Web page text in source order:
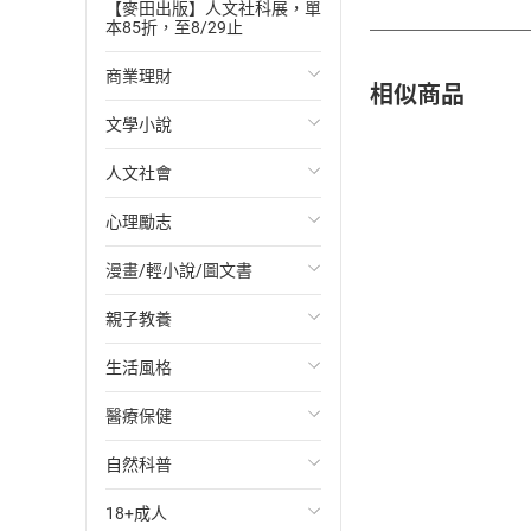
【麥田出版】人文社科展，單
本85折，至8/29止
商業理財
投資理財
經濟/趨勢
財務/金融
管理/領導
職場工作術
成功法
行銷/廣告
傳記
商務/商學
文學小說
歐美文學
日本文學
韓國文學
華文文學
經典文學
成長/家庭生活小說
懸疑/推理小說
科幻/奇幻小說
人文社會
國際關係
政治
社會科學
台灣/中國歷史
日/韓歷史
其他歷史/史學
法律
心理勵志
心靈成長/情緒
人際關係
兩性關係
心理學
漫畫/輕小說/圖文書
輕小說
奇幻/科幻
愛情故事
職場/社會寫實
懸疑/推理
親子教養
教育現場
兒童文學/故事
兒童科普/學習
育兒百科
生活風格
飲食/食譜
健身/美顏
運動/遊戲
醫療保健
健康/養生
常見疾病
自然科普
生物科學
18+成人
相似商品